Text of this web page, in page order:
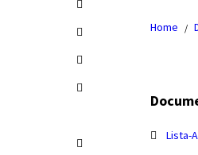
Home /
Lista-